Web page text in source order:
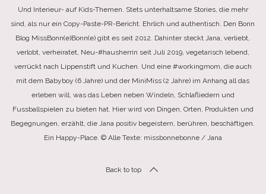
Und Interieur- auf Kids-Themen. Stets unterhaltsame Stories, die mehr
sind, als nur ein Copy-Paste-PR-Bericht. Ehrlich und authentisch. Den Bonn
Blog MissBonn(e)Bonn(e) gibt es seit 2012. Dahinter steckt Jana, verliebt,
verlobt, verheiratet, Neu-#hausherrin seit Juli 2019, vegetarisch lebend,
verrückt nach Lippenstift und Kuchen. Und eine #workingmom, die auch
mit dem Babyboy (6 Jahre) und der MiniMiss (2 Jahre) im Anhang all das
erleben will, was das Leben neben Windeln, Schlafliedern und
Fussballspielen zu bieten hat. Hier wird von Dingen, Orten, Produkten und
Begegnungen, erzählt, die Jana positiv begeistern, berühren, beschäftigen.
Ein Happy-Place. © Alle Texte: missbonnebonne / Jana
Back to top